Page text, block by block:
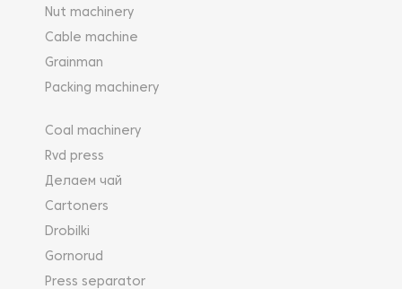
Nut machinery
Cable machine
Grainman
Packing machinery
Coal machinery
Rvd press
Делаем чай
Cartoners
Drobilki
Gornorud
Press separator